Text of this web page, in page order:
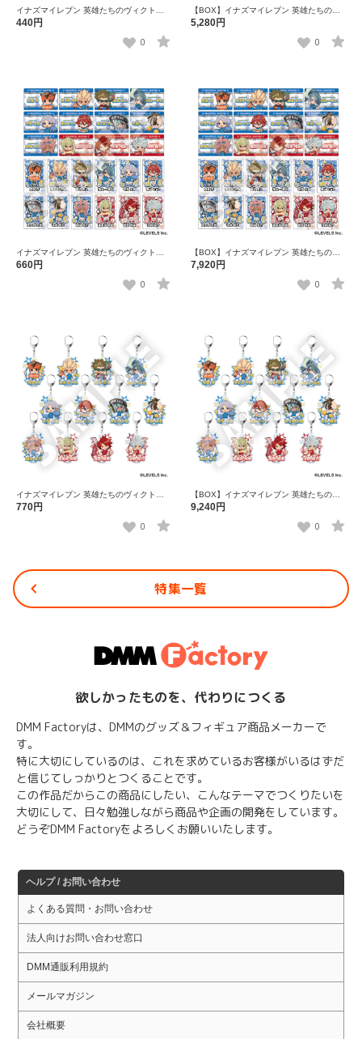
イナズマイレブン 英雄たちのヴィクトリ
ーロード トレーディングフレフレンズ缶
440円
0
【BOX】イナズマイレブン 英雄たちのヴ
ィクトリーロード トレーディングフレフ
5,280円
0
イナズマイレブン 英雄たちのヴィクトリ
ーロード トレーディングフレフレンズス
660円
0
【BOX】イナズマイレブン 英雄たちのヴ
ィクトリーロード トレーディングフレフ
7,920円
0
イナズマイレブン 英雄たちのヴィクトリ
ーロード トレーディングフレフレンズア
770円
0
【BOX】イナズマイレブン 英雄たちのヴ
ィクトリーロード トレーディングフレフ
9,240円
0
特集一覧
欲しかったものを、代わりにつくる
DMM Factoryは、DMMのグッズ＆フィギュア商品メーカーで
す。
特に大切にしているのは、これを求めているお客様がいるはずだ
と信じてしっかりとつくることです。
この作品だからこの商品にしたい、こんなテーマでつくりたいを
大切にして、日々勉強しながら商品や企画の開発をしています。
どうぞDMM Factoryをよろしくお願いいたします。
ヘルプ / お問い合わせ
よくある質問・お問い合わせ
法人向けお問い合わせ窓口
DMM通販利用規約
メールマガジン
会社概要